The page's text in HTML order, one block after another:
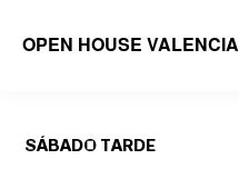
OPEN HOUSE VALENCIA
SÁBADO TARDE